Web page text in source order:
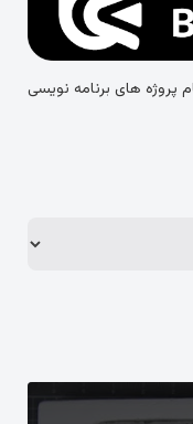
پروژه های برنامه نویسی